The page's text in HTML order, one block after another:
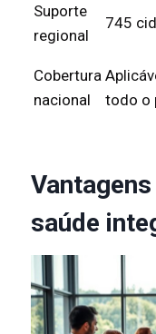
Suporte
regional
745
Cobertura
nacional
todo o
saúde